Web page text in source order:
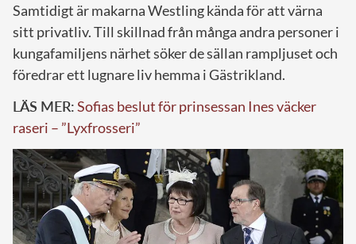
Samtidigt är makarna Westling kända för att värna
sitt privatliv. Till skillnad från många andra personer i
kungafamiljens närhet söker de sällan rampljuset och
föredrar ett lugnare liv hemma i Gästrikland.
LÄS MER:Sofias beslut för prinsessan Ines väcker
raseri – ”Lyxfrosseri”